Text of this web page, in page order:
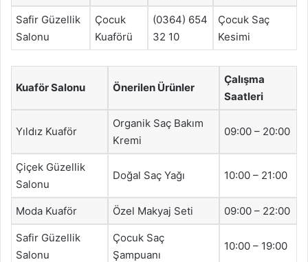
Safir Güzellik
Salonu
Çocuk
Kuaförü
(0364) 654
32 10
Çocuk Saç
Kesimi
Kuaför Salonu Önerilen Ürünler
Çalışma
Saatleri
Yıldız Kuaför
Organik Saç Bakım
Kremi
09:00 – 20:00
Çiçek Güzellik
Salonu
Doğal Saç Yağı 10:00 – 21:00
Moda Kuaför Özel Makyaj Seti 09:00 – 22:00
Safir Güzellik
Salonu
Çocuk Saç
Şampuanı
10:00 – 19:00